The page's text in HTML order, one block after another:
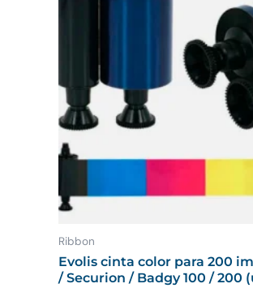
Ribbon
Evolis cinta color para 200
/ Securion / Badgy 100 / 200